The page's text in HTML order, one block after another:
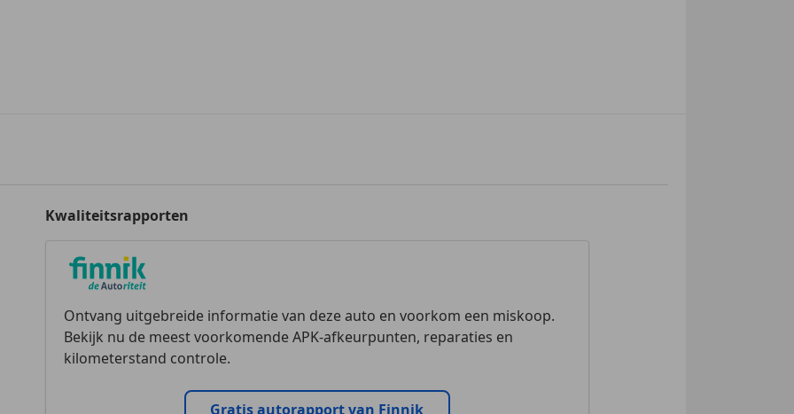
Kwaliteitsrapporten
Ontvang uitgebreide informatie van deze auto en voorkom een miskoop.
Bekijk nu de meest voorkomende APK-afkeurpunten, reparaties en
kilometerstand controle.
Gratis autorapport van Finnik